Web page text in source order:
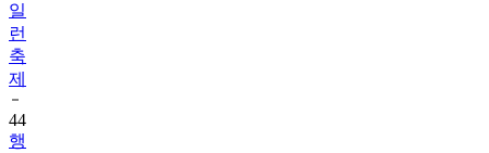
일
런
축
제
44
행